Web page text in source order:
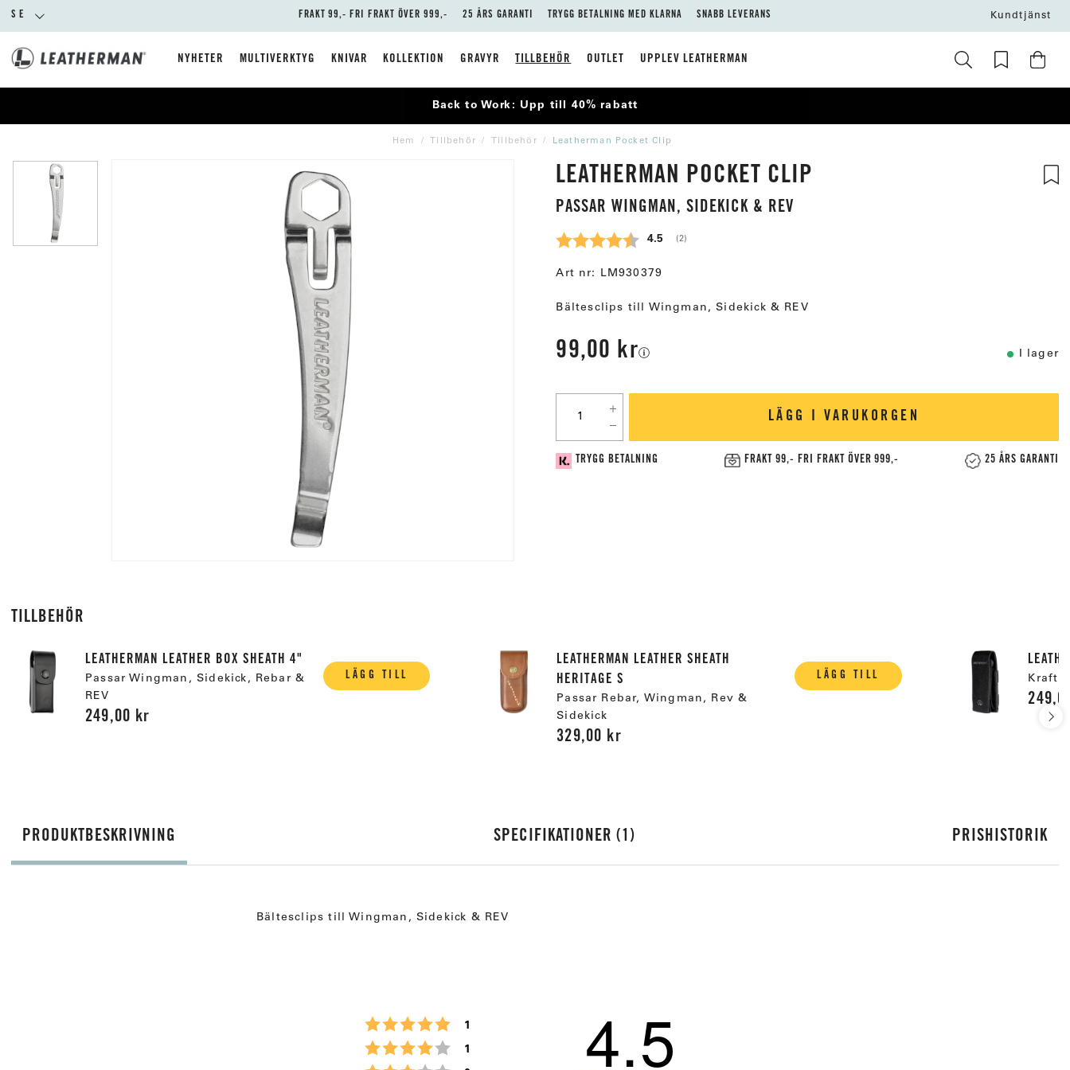
SE FRAKT 99,- FRI FRAKT ÖVER 999,- 25 ÅRS GARANTI TRYGG BETALNING MED KLARNA SNABB LEVERANS Kundtjänst
NYHETER MULTIVERKTYG KNIVAR KOLLEKTION GRAVYR TILLBEHÖR OUTLET UPPLEV LEATHERMAN
Back to Work: Upp till 40% rabatt
Hem Tillbehör Tillbehör Leatherman Pocket Clip
LEATHERMAN POCKET CLIP
PASSAR WINGMAN, SIDEKICK & REV
Snittbetyg:
4.5 (röster:
2)
Art nr: LM930379
Bältesclips till Wingman, Sidekick & REV
99,00 kr I lager
LÄGG I VARUKORGEN
TRYGG BETALNING FRAKT 99,- FRI FRAKT ÖVER 999,- 25 ÅRS GARANTI
TILLBEHÖR
LEATHERMAN LEATHER BOX SHEATH 4"
Passar Wingman, Sidekick, Rebar &
REV
249,00 kr
LÄGG TILL
LEATHERMAN LEATHER SHEATH
HERITAGE S
Passar Rebar, Wingman, Rev &
Sidekick
329,00 kr
LÄGG TILL
PRODUKTBESKRIVNING SPECIFIKATIONER 1 PRISHISTORIK
Bältesclips till Wingman, Sidekick & REV
Betyg: 5 utav 5 stjärnor
1
Betyg: 4 utav 5 stjärnor
1 4.5